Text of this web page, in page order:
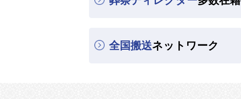
全国搬送ネットワーク